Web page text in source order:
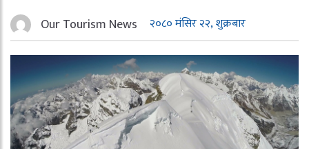
Our Tourism News २०८० मंसिर २२, शुक्रबार